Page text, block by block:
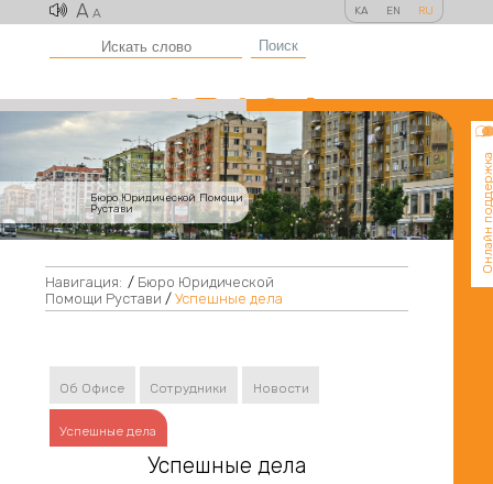
A A KA EN RU
Поиск
Бюро Юридической Помощи
Рустави
Онлайн
Навигация: / Бюро Юридической
Помощи Рустави / Успешные дела
Об Офисе Сотрудники Новости
Успешные дела
Успешные дела